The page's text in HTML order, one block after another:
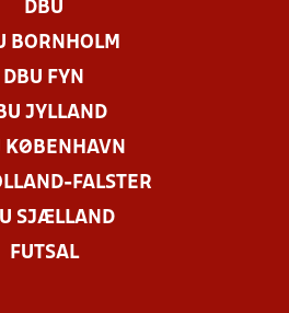
DBU
BORNHOLM
DBU FYN
JYLLAND
KØBENHAVN
FALSTER
SJÆLLAND
FUTSAL